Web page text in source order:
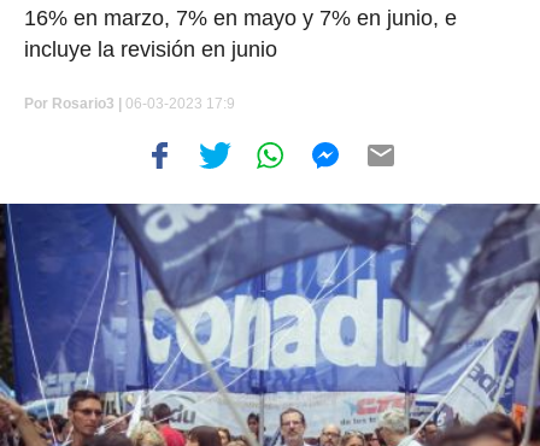
16% en marzo, 7% en mayo y 7% en junio, e
incluye la revisión en junio
Por Rosario3 | 06-03-2023 17:9